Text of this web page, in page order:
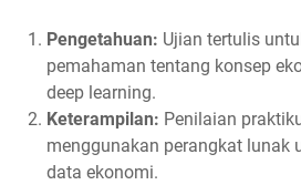
Pengetahuan: Ujian tertulis
pemahaman tentang konsep
deep learning.
Keterampilan: Penilaian
menggunakan perangkat lunak
data ekonomi.